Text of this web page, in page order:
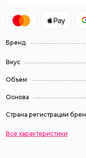
Бренд
Вкус
Объем
Основа
Страна регистрации
Все характеристики